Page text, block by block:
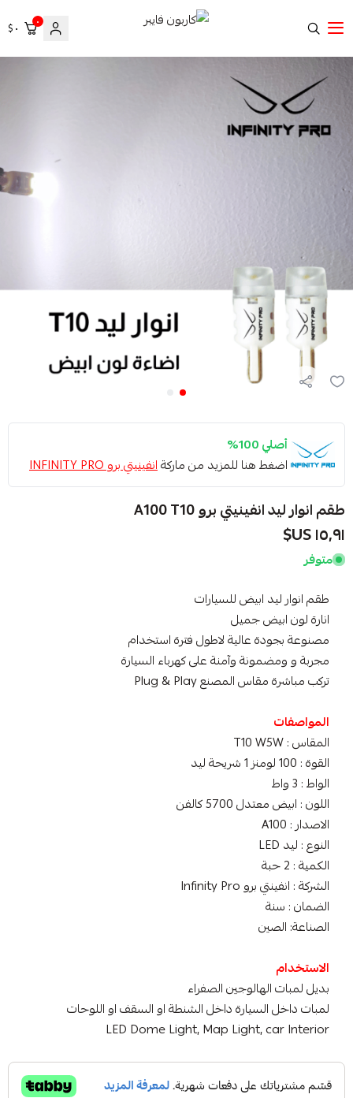
٠ ٠ $
أصلي 100%
اضغط هنا للمزيد من ماركةانفينيتي برو INFINITY PRO
طقم انوار ليد انفينيتي برو A100 T10
١٥٫٩١ US$
متوفر
طقم انوار ليد ابيض للسيارات
انارة لون ابيض جميل
مصنوعة بجودة عالية لاطول فترة استخدام
مجربة و ومضمونة وآمنة على كهرباء السيارة
تركب مباشرة مقاس المصنع Plug & Play
المواصفات
المقاس : T10 W5W
القوة : 100 لومنز 1 شريحة ليد
الواط : 3 واط
اللون : ابيض معتدل 5700 كالفن
الاصدار : A100
النوع : ليد LED
الكمية : 2 حبة
الشركة : انفينتي برو Infinity Pro
الضمان : سنة
الصناعة: الصين
الاستخدام
بديل لمبات الهالوجين الصفراء
لمبات داخل السيارة داخل الشنطة او السقف او اللوحات
LED Dome Light, Map Light, car Interior